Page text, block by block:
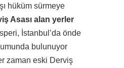
hüküm sürmeye
Asası alan yerler
İstanbul’da önde
bulunuyor
zaman eski Derviş